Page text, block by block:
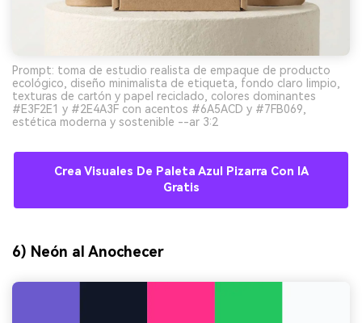
Prompt: toma de estudio realista de empaque de producto
ecológico, diseño minimalista de etiqueta, fondo claro limpio,
texturas de cartón y papel reciclado, colores dominantes
#E3F2E1 y #2E4A3F con acentos #6A5ACD y #7FB069,
estética moderna y sostenible --ar 3:2
Crea Visuales De Paleta Azul Pizarra Con IA
Gratis
6) Neón al Anochecer